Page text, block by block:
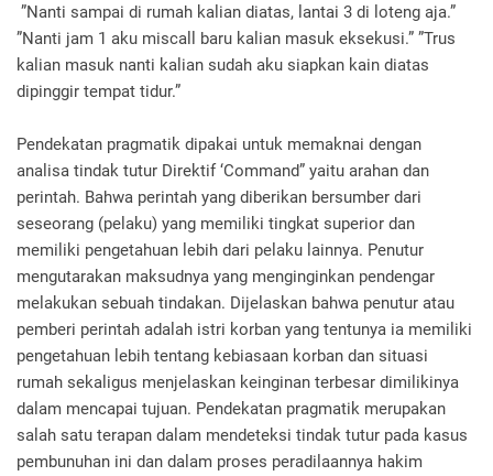
”Nanti sampai di rumah kalian diatas, lantai 3 di loteng aja.”
”Nanti jam 1 aku miscall baru kalian masuk eksekusi.” ”Trus
kalian masuk nanti kalian sudah aku siapkan kain diatas
dipinggir tempat tidur.”
Pendekatan pragmatik dipakai untuk memaknai dengan
analisa tindak tutur Direktif ‘Command” yaitu arahan dan
perintah. Bahwa perintah yang diberikan bersumber dari
seseorang (pelaku) yang memiliki tingkat superior dan
memiliki pengetahuan lebih dari pelaku lainnya. Penutur
mengutarakan maksudnya yang menginginkan pendengar
melakukan sebuah tindakan. Dijelaskan bahwa penutur atau
pemberi perintah adalah istri korban yang tentunya ia memiliki
pengetahuan lebih tentang kebiasaan korban dan situasi
rumah sekaligus menjelaskan keinginan terbesar dimilikinya
dalam mencapai tujuan. Pendekatan pragmatik merupakan
salah satu terapan dalam mendeteksi tindak tutur pada kasus
pembunuhan ini dan dalam proses peradilaannya hakim